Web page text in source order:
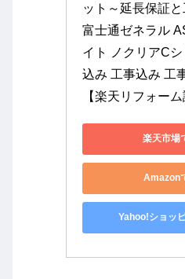
ット～延長保証と
富士通ゼネラル
イト ノクリアC
込み 工事込み 工
【楽天リフォーム
楽天市場
Amazon
Yahoo!ショッ